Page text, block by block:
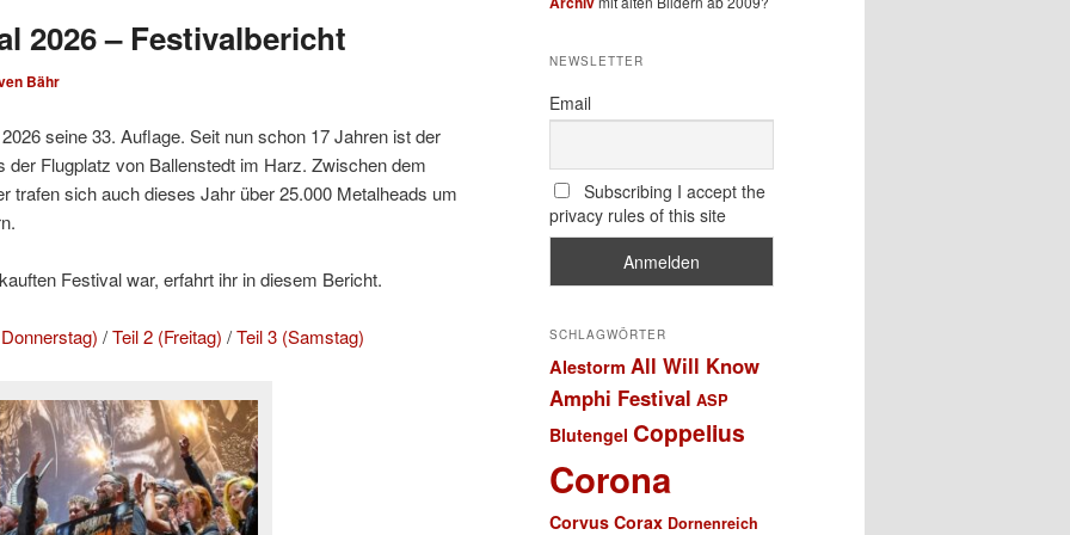
2026 – Festivalbericht
Bähr
seine 33. Auflage. Seit nun schon 17 Jahren ist der
Flugplatz von Ballenstedt im Harz. Zwischen dem
trafen sich auch dieses Jahr über 25.000 Metalheads um
Festival war, erfahrt ihr in diesem Bericht.
/Teil 2 (Freitag) /Teil 3 (Samstag)
NEWSLETTER
Email
Subscribing I accept the
privacy rules of this site
SCHLAGWÖRTER
Alestorm All Will Know
Amphi Festival ASP
Blutengel Coppelius
Corona
Corvus Corax Dornenreich